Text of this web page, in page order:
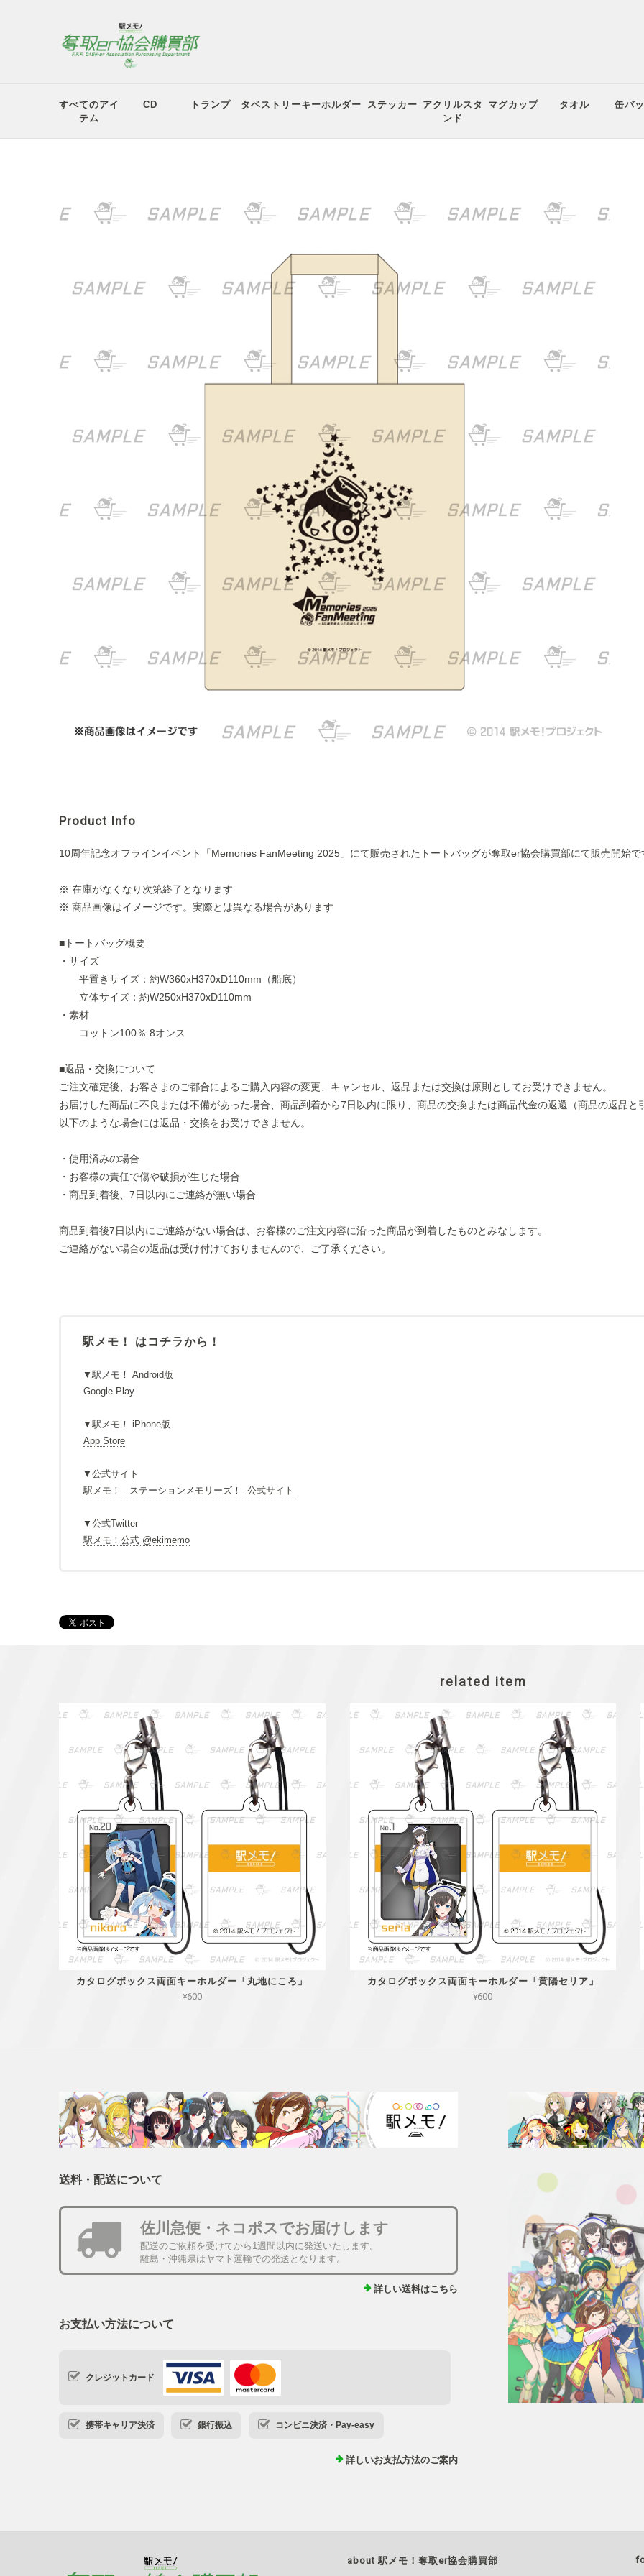
すべてのアイ
テム
CD トランプ タペストリーキーホルダー ステッカー アクリルスタ
ンド
マグカップ タオル 缶バ
Product Info
10周年記念オフラインイベント「Memories FanMeeting 2025」にて販売されたトートバッグが奪取er協会購買部にて販売開始で
※ 在庫がなくなり次第終了となります
※ 商品画像はイメージです。実際とは異なる場合があります
■トートバッグ概要
・サイズ
平置きサイズ：約W360xH370xD110mm（船底）
立体サイズ：約W250xH370xD110mm
・素材
コットン100％ 8オンス
■返品・交換について
ご注⽂確定後、お客さまのご都合によるご購⼊内容の変更、キャンセル、返品または交換は原則としてお受けできません。
お届けした商品に不良または不備があった場合、商品到着から7⽇以内に限り、商品の交換または商品代⾦の返還（商品の返品と
以下のような場合には返品・交換をお受けできません。
・使⽤済みの場合
・お客様の責任で傷や破損が⽣じた場合
・商品到着後、7⽇以内にご連絡が無い場合
商品到着後7⽇以内にご連絡がない場合は、お客様のご注⽂内容に沿った商品が到着したものとみなします。
ご連絡がない場合の返品は受け付けておりませんので、ご了承ください。
駅メモ！ はコチラから！
▼駅メモ！ Android版
Google Play
▼駅メモ！ iPhone版
App Store
▼公式サイト
駅メモ！ - ステーションメモリーズ！- 公式サイト
▼公式Twitter
駅メモ！公式 @ekimemo
related item
カタログボックス両面キーホルダー「丸地にころ」
¥600
カタログボックス両面キーホルダー「黄陽セリア」
¥600
送料・配送について
佐川急便・ネコポスでお届けします
配送のご依頼を受けてから1週間以内に発送いたします。
離島・沖縄県はヤマト運輸での発送となります。
詳しい送料はこちら
お支払い方法について
クレジットカード
携帯キャリア決済 銀行振込 コンビニ決済・Pay-easy
詳しいお支払方法のご案内
about 駅メモ！奪取er協会購買部